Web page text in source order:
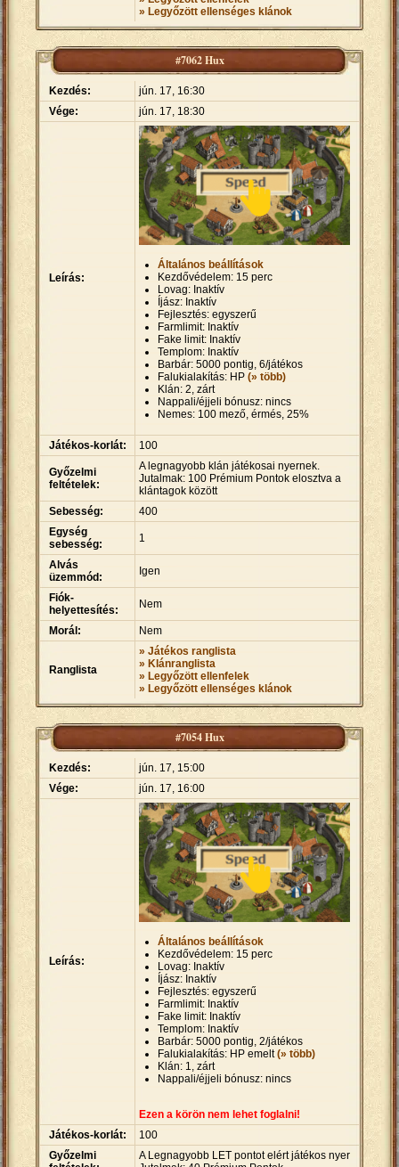
» Legyőzött ellenséges klánok
#7062 Hux
Kezdés:
jún. 17, 16:30
Vége:
jún. 17, 18:30
Leírás:
Általános beállítások
Kezdővédelem: 15 perc
Lovag: Inaktív
Íjász: Inaktív
Fejlesztés: egyszerű
Farmlimit: Inaktív
Fake limit: Inaktív
Templom: Inaktív
Barbár: 5000 pontig, 6/játékos
Falukialakítás: HP (» több)
Klán: 2, zárt
Nappali/éjjeli bónusz: nincs
Nemes: 100 mező, érmés, 25%
Játékos-korlát: 100
Győzelmi
feltételek:
A legnagyobb klán játékosai nyernek.
Jutalmak: 100 Prémium Pontok elosztva a
klántagok között
Sebesség:
400
Egység
sebesség:
1
Alvás
üzemmód:
Igen
Fiók-
helyettesítés:
Nem
Morál: Nem
Ranglista
» Játékos ranglista
» Klánranglista
» Legyőzött ellenfelek
» Legyőzött ellenséges klánok
#7054 Hux
Kezdés:
jún. 17, 15:00
Vége:
jún. 17, 16:00
Leírás:
Általános beállítások
Kezdővédelem: 15 perc
Lovag: Inaktív
Íjász: Inaktív
Fejlesztés: egyszerű
Farmlimit: Inaktív
Fake limit: Inaktív
Templom: Inaktív
Barbár: 5000 pontig, 2/játékos
Falukialakítás: HP emelt(» több)
Klán: 1, zárt
Nappali/éjjeli bónusz: nincs
Ezen a körön nem lehet foglalni!
Játékos-korlát:
100
Győzelmi
A Legnagyobb LET pontot elért játékos nyer